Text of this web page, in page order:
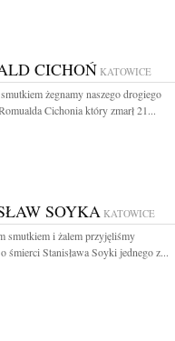
CICHOŃ KATOWICE
żegnamy naszego drogiego
Cichonia który zmarł 21...
SOYKA KATOWICE
smutkiem i żalem przyjęliśmy
śmierci Stanisława Soyki jednego z...